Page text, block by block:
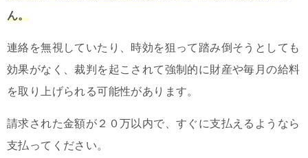
ん。
連絡を無視していたり、時効を狙って踏み倒そうとしても
効果がなく、裁判を起こされて強制的に財産や毎月の給料
を取り上げられる可能性があります。
請求された金額が２０万以内で、すぐに支払えるようなら
支払ってください。